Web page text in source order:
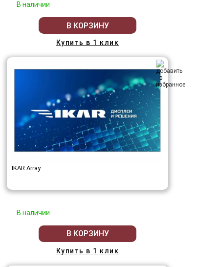
В наличии
В КОРЗИНУ
Купить в 1 клик
IKAR Array
В наличии
В КОРЗИНУ
Купить в 1 клик